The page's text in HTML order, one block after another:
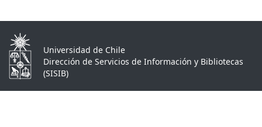
Universidad de Chile
Dirección de Servicios de Información y Bibliotecas
(SISIB)